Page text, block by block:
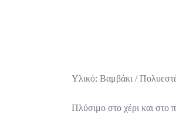
Υλικό: Βαμβάκι /
Πλύσιμο στο χέρι και στο